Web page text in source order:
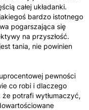
całej układanki.
bardzo istotnego
pogarszająca się
na przyszłość.
tania, nie powinien
pewności
co robi i dlaczego
że potrafi wytłumaczyć,